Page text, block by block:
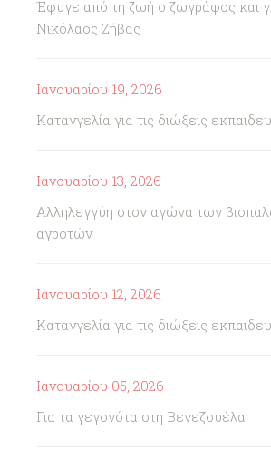
Έφυγε από τη ζωή ο ζωγράφος και
Νικόλαος Ζήβας
Ιανουαρίου 19, 2026
Καταγγελία για τις διώξεις
Ιανουαρίου 13, 2026
Αλληλεγγύη στον αγώνα των
αγροτών
Ιανουαρίου 12, 2026
Καταγγελία για τις διώξεις
Ιανουαρίου 05, 2026
Για τα γεγονότα στη Βενεζουέλα